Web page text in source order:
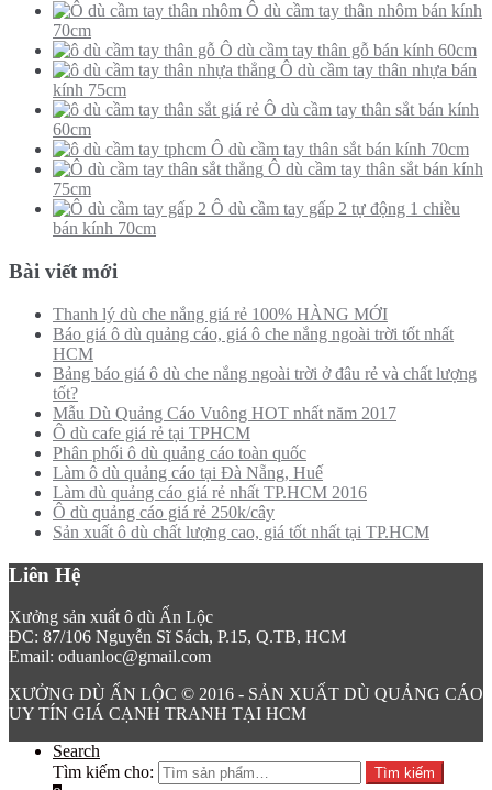
Ô dù cầm tay thân nhôm bán kính
70cm
Ô dù cầm tay thân gỗ bán kính 60cm
Ô dù cầm tay thân nhựa bán
kính 75cm
Ô dù cầm tay thân sắt bán kính
60cm
Ô dù cầm tay thân sắt bán kính 70cm
Ô dù cầm tay thân sắt bán kính
75cm
Ô dù cầm tay gấp 2 tự động 1 chiều
bán kính 70cm
Bài viết mới
Thanh lý dù che nắng giá rẻ 100% HÀNG MỚI
Báo giá ô dù quảng cáo, giá ô che nắng ngoài trời tốt nhất
HCM
Bảng báo giá ô dù che nắng ngoài trời ở đâu rẻ và chất lượng
tốt?
Mẫu Dù Quảng Cáo Vuông HOT nhất năm 2017
Ô dù cafe giá rẻ tại TPHCM
Phân phối ô dù quảng cáo toàn quốc
Làm ô dù quảng cáo tại Đà Nẵng, Huế
Làm dù quảng cáo giá rẻ nhất TP.HCM 2016
Ô dù quảng cáo giá rẻ 250k/cây
Sản xuất ô dù chất lượng cao, giá tốt nhất tại TP.HCM
Liên Hệ
Xưởng sản xuất ô dù Ấn Lộc
ĐC: 87/106 Nguyễn Sĩ Sách, P.15, Q.TB, HCM
Email: oduanloc@gmail.com
XƯỞNG DÙ ẤN LỘC © 2016 - SẢN XUẤT DÙ QUẢNG CÁO
UY TÍN GIÁ CẠNH TRANH TẠI HCM
Search
Tìm kiếm cho:
Tìm kiếm